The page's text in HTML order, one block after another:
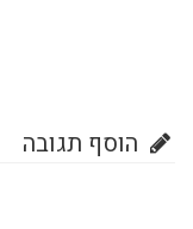
הוסף תגובה